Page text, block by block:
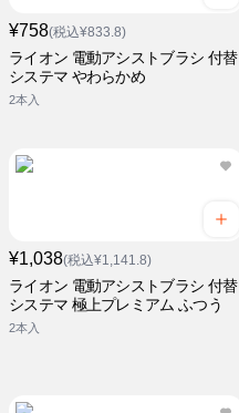
¥758(税込¥833.8)
ライオン 電動アシストブラシ 付替
システマ やわらかめ
2本入
¥1,038(税込¥1,141.8)
ライオン 電動アシストブラシ 付替
システマ 極上プレミアム ふつう
2本入